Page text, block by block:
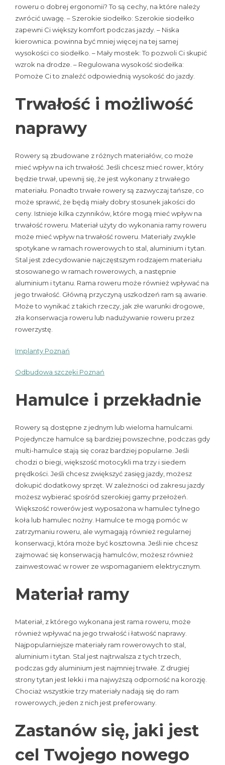
roweru o dobrej ergonomii? To są cechy, na które należy
zwrócić uwagę. – Szerokie siodełko: Szerokie siodełko
zapewni Ci większy komfort podczas jazdy. – Niska
kierownica: powinna być mniej więcej na tej samej
wysokości co siodełko. – Mały mostek: To pozwoli Ci skupić
wzrok na drodze. – Regulowana wysokość siodełka:
Pomoże Ci to znaleźć odpowiednią wysokość do jazdy.
Trwałość i możliwość
naprawy
Rowery są zbudowane z różnych materiałów, co może
mieć wpływ na ich trwałość. Jeśli chcesz mieć rower, który
będzie trwał, upewnij się, że jest wykonany z trwałego
materiału. Ponadto trwałe rowery są zazwyczaj tańsze, co
może sprawić, że będą miały dobry stosunek jakości do
ceny. Istnieje kilka czynników, które mogą mieć wpływ na
trwałość roweru. Materiał użyty do wykonania ramy roweru
może mieć wpływ na trwałość roweru. Materiały zwykle
spotykane w ramach rowerowych to stal, aluminium i tytan.
Stal jest zdecydowanie najczęstszym rodzajem materiału
stosowanego w ramach rowerowych, a następnie
aluminium i tytanu. Rama roweru może również wpływać na
jego trwałość. Główną przyczyną uszkodzeń ram są awarie.
Może to wynikać z takich rzeczy, jak złe warunki drogowe,
zła konserwacja roweru lub nadużywanie roweru przez
rowerzystę.
Implanty Poznań
Odbudowa szczęki Poznań
Hamulce i przekładnie
Rowery są dostępne z jednym lub wieloma hamulcami.
Pojedyncze hamulce są bardziej powszechne, podczas gdy
multi-hamulce stają się coraz bardziej popularne. Jeśli
chodzi o biegi, większość motocykli ma trzy i siedem
prędkości. Jeśli chcesz zwiększyć zasięg jazdy, możesz
dokupić dodatkowy sprzęt. W zależności od zakresu jazdy
możesz wybierać spośród szerokiej gamy przełożeń.
Większość rowerów jest wyposażona w hamulec tylnego
koła lub hamulec nożny. Hamulce te mogą pomóc w
zatrzymaniu roweru, ale wymagają również regularnej
konserwacji, która może być kosztowna. Jeśli nie chcesz
zajmować się konserwacją hamulców, możesz również
zainwestować w rower ze wspomaganiem elektrycznym.
Materiał ramy
Materiał, z którego wykonana jest rama roweru, może
również wpływać na jego trwałość i łatwość naprawy.
Najpopularniejsze materiały ram rowerowych to stal,
aluminium i tytan. Stal jest najtrwalsza z tych trzech,
podczas gdy aluminium jest najmniej trwałe. Z drugiej
strony tytan jest lekki i ma najwyższą odporność na korozję.
Chociaż wszystkie trzy materiały nadają się do ram
rowerowych, jeden z nich jest preferowany.
Zastanów się, jaki jest
cel Twojego nowego